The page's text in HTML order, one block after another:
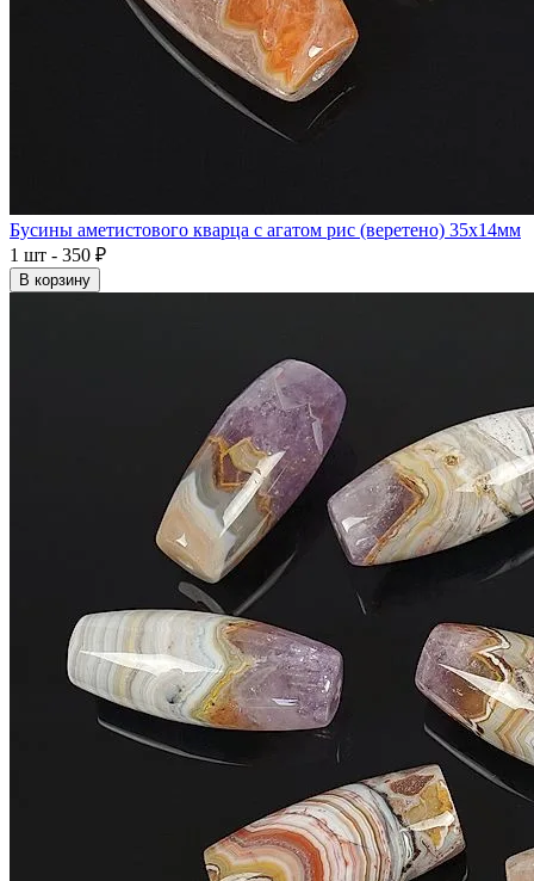
Бусины аметистового кварца с агатом рис (веретено) 35x14мм
1 шт - 350 ₽
В корзину